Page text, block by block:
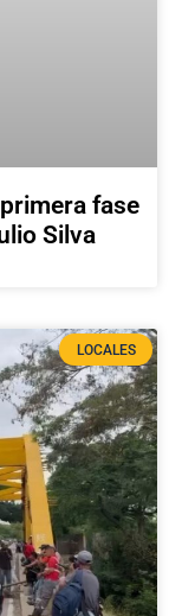
fase
Silva
LOCALES